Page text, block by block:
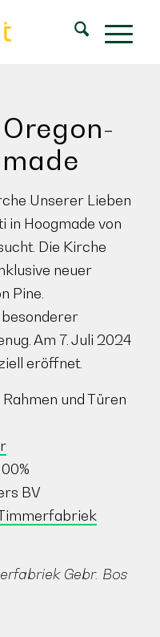
Unserer Lieben
in Hoogmade von
Die Kirche
neuer
Pine.
Am 7. Juli 2024
eröffnet.
Rahmen und Türen
BV
Gebr. Bos